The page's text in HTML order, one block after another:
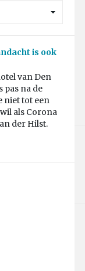
is ook
van Den
pas na de
niet tot een
als Corona
der Hilst.